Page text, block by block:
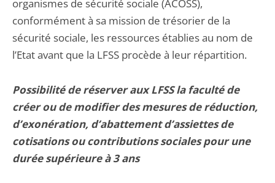
organismes de sécurité sociale (ACOSS),
conformément à sa mission de trésorier de la
sécurité sociale, les ressources établies au nom de
l’Etat avant que la LFSS procède à leur répartition.
Possibilité de réserver aux LFSS la faculté de
créer ou de modifier des mesures de réduction,
d’exonération, d’abattement d’assiettes de
cotisations ou contributions sociales pour une
durée supérieure à 3 ans